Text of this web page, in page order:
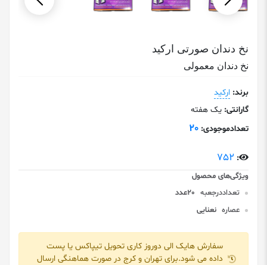
نخ دندان صورتی ارکید
نخ دندان معمولی
برند: ارکید
گارانتی: یک هفته
تعدادموجودی: 20
:
752
تعداددرجعبه 20عدد
عصاره نعنایی
سفارش هایک الی دوروز کاری تحویل تیپاکس یا پست
داده می شود.برای تهران و کرج در صورت هماهنگی ارسال